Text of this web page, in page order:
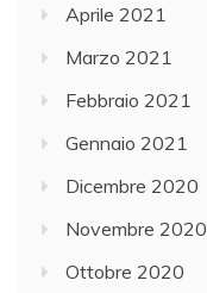
Aprile 2021
Marzo 2021
Febbraio 2021
Gennaio 2021
Dicembre 2020
Novembre 2020
Ottobre 2020